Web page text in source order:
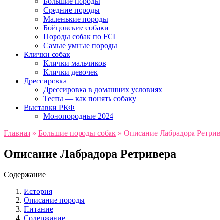
Средние породы
Маленькие породы
Бойцовские собаки
Породы собак по FCI
Самые умные породы
Клички собак
Клички мальчиков
Клички девочек
Дрессировка
Дрессировка в домашних условиях
Тесты — как понять собаку
Выставки РКФ
Монопородные 2024
Главная » Большие породы собак » Описание Лабрадора
Описание Лабрадора Ретривера
Содержание
История
Описание породы
Питание
Содержание